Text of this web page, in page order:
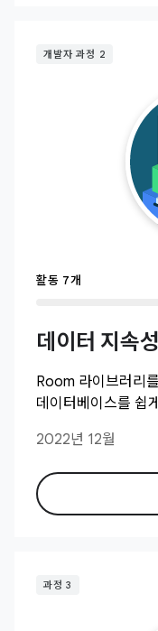
개발자 과정 2
활동 7개
데이터 지속
Room 라이브러리
데이터베이스를 쉽
2022년 12월
과정 3